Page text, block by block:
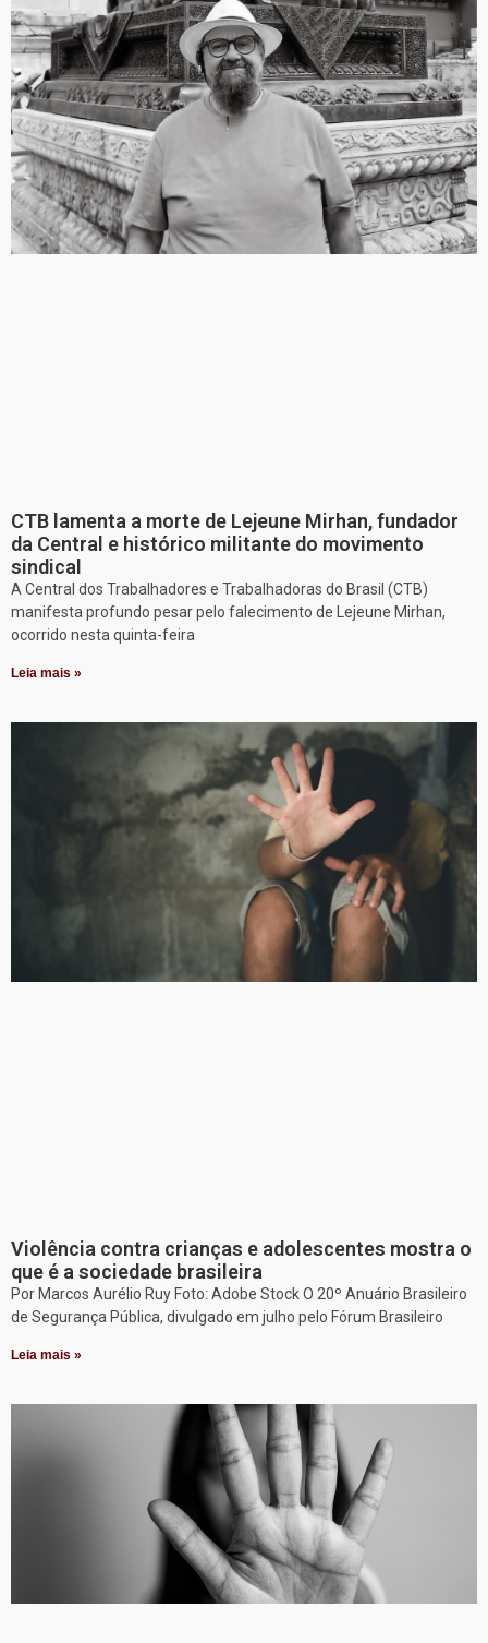
CTB lamenta a morte de Lejeune Mirhan, fundador
da Central e histórico militante do movimento
sindical
A Central dos Trabalhadores e Trabalhadoras do Brasil (CTB)
manifesta profundo pesar pelo falecimento de Lejeune Mirhan,
ocorrido nesta quinta-feira
Leia mais »
Violência contra crianças e adolescentes mostra o
que é a sociedade brasileira
Por Marcos Aurélio Ruy Foto: Adobe Stock O 20º Anuário Brasileiro
de Segurança Pública, divulgado em julho pelo Fórum Brasileiro
Leia mais »